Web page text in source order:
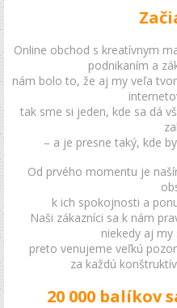
Online obchod s kreatívnym
podnikaním a
nám bolo to, že aj my veľa
tak sme si jeden, kde sa dá
– a je presne taký, kde
Od prvého momentu je
k ich spokojnosti a
Naši zákazníci sa k nám
niekedy aj my
preto venujeme veľkú
za každú
20 000 balíkov